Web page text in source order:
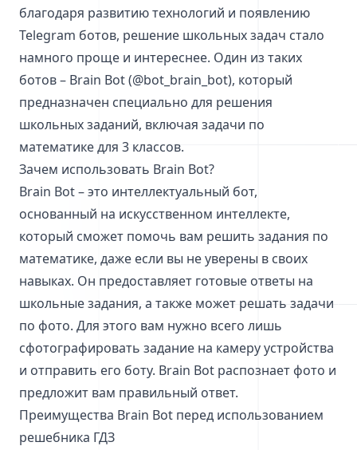
благодаря развитию технологий и появлению
Telegram ботов, решение школьных задач стало
намного проще и интереснее. Один из таких
ботов – Brain Bot (@bot_brain_bot), который
предназначен специально для решения
школьных заданий, включая задачи по
математике для 3 классов.
Зачем использовать Brain Bot?
Brain Bot – это интеллектуальный бот,
основанный на искусственном интеллекте,
который сможет помочь вам решить задания по
математике, даже если вы не уверены в своих
навыках. Он предоставляет готовые ответы на
школьные задания, а также может решать задачи
по фото. Для этого вам нужно всего лишь
сфотографировать задание на камеру устройства
и отправить его боту. Brain Bot распознает фото и
предложит вам правильный ответ.
Преимущества Brain Bot перед использованием
решебника ГДЗ